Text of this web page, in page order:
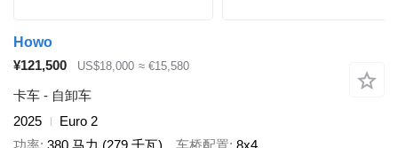
Howo
¥121,500
US$18,000 ≈ €15,580
卡车 - 自卸车
2025
Euro 2
功率 380 马力 (279 千瓦) 车桥配置 8x4